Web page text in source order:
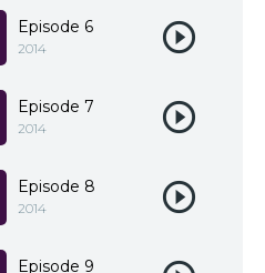
Episode 6
2014
Episode 7
2014
Episode 8
2014
Episode 9